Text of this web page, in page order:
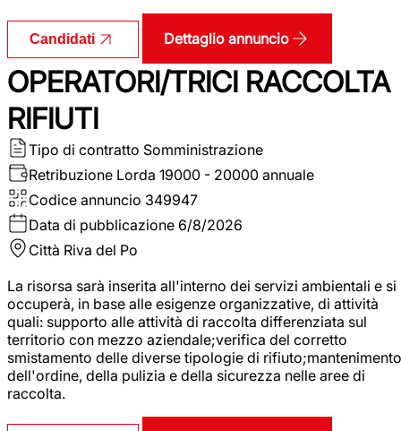
Candidati Dettaglio annuncio
OPERATORI/TRICI RACCOLTA
RIFIUTI
Tipo di contratto Somministrazione
Retribuzione Lorda 19000 - 20000 annuale
Codice annuncio 349947
Data di pubblicazione 6/8/2026
Città Riva del Po
La risorsa sarà inserita all'interno dei servizi ambientali e si
occuperà, in base alle esigenze organizzative, di attività
quali: supporto alle attività di raccolta differenziata sul
territorio con mezzo aziendale;verifica del corretto
smistamento delle diverse tipologie di rifiuto;mantenimento
dell'ordine, della pulizia e della sicurezza nelle aree di
raccolta.